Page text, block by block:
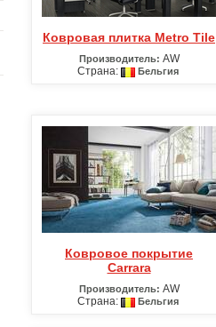
Ковровая плитка Metro Tile
Производитель: AW
Страна:
Бельгия
Ковровое покрытие
Carrara
Производитель: AW
Страна:
Бельгия